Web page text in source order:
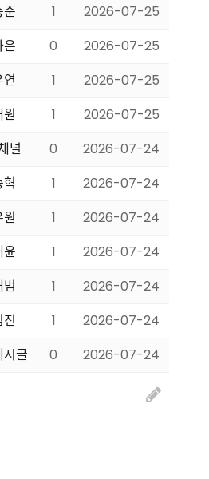
준 1
2026-07-25
은 0
2026-07-25
1
2026-07-25
1
2026-07-25
널 0
2026-07-24
혁 1
2026-07-24
원 1
2026-07-24
윤 1
2026-07-24
1
2026-07-24
1
2026-07-24
시글 0 2026-07-24